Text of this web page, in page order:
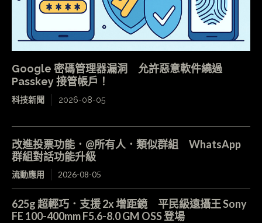
Google 密碼管理器漏洞 允許惡意軟件繞過
Passkey 接管帳戶！
科技新聞 2026-08-05
改進投票功能．@所有人．類似群組 WhatsApp
群組對話功能升級
流動應用 2026-08-05
625g 超輕巧．支援 2x 增距鏡 平民級遠攝王 Sony
FE 100-400mm F5.6-8.0 GM OSS 登場